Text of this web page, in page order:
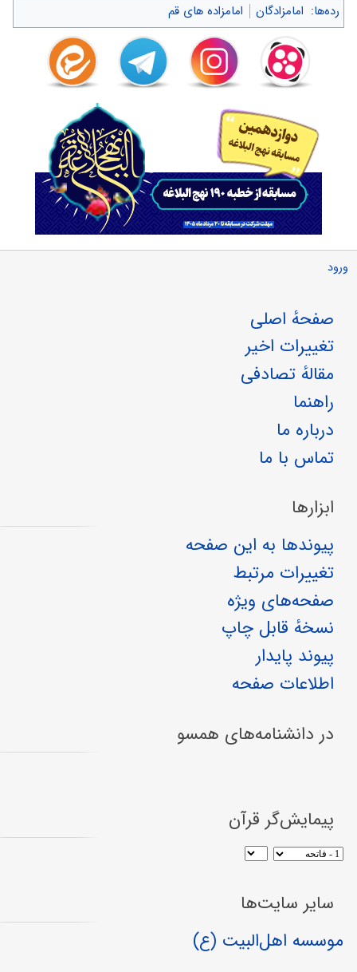
رده‌ها: امامزادگان امامزاده های قم
ورود
صفحهٔ اصلی
تغییرات اخیر
مقالهٔ تصادفی
راهنما
درباره ما
تماس با ما
ابزارها
پیوندها به این صفحه
تغییرات مرتبط
صفحه‌های ویژه
نسخهٔ قابل چاپ
پیوند پایدار
اطلاعات صفحه
در دانشنامه‌های همسو
پیمایش‌گر قرآن
سایر سایت‌ها
موسسه اهل‌البیت (ع)